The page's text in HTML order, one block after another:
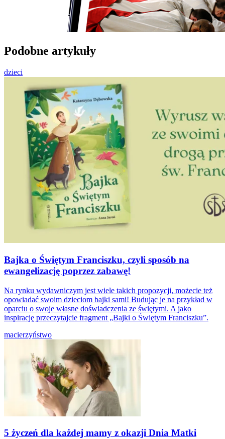
Podobne artykuły
dzieci
Bajka o Świętym Franciszku, czyli sposób na
ewangelizację poprzez zabawę!
Na rynku wydawniczym jest wiele takich propozycji, możecie też
opowiadać swoim dzieciom bajki sami! Budując je na przykład w
oparciu o swoje własne doświadczenia ze świętymi. A jako
inspirację przeczytajcie fragment „Bajki o Świętym Franciszku”.
macierzyństwo
5 życzeń dla każdej mamy z okazji Dnia Matki